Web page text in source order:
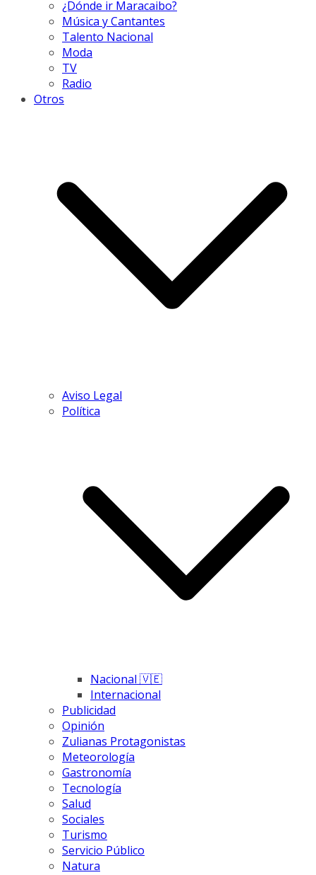
¿Dónde ir Maracaibo?
Música y Cantantes
Talento Nacional
Moda
TV
Radio
Otros
Aviso Legal
Política
Nacional 🇻🇪
Internacional
Publicidad
Opinión
Zulianas Protagonistas
Meteorología
Gastronomía
Tecnología
Salud
Sociales
Turismo
Servicio Público
Natura